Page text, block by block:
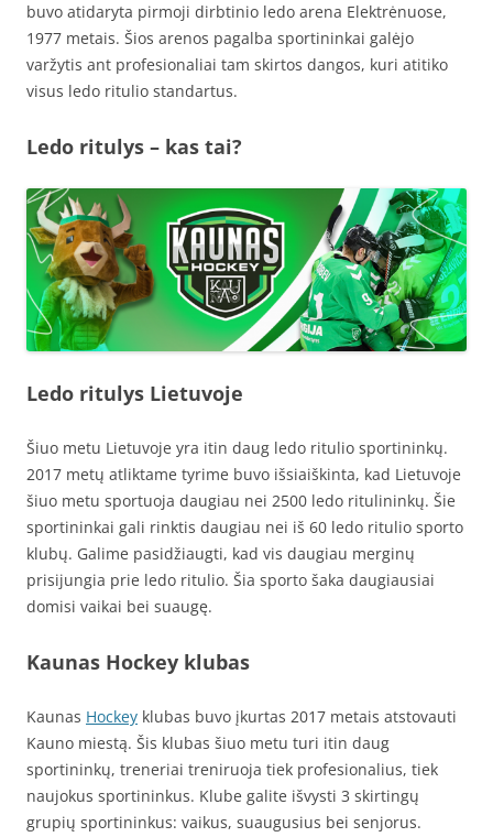
buvo atidaryta pirmoji dirbtinio ledo arena Elektrėnuose,
1977 metais. Šios arenos pagalba sportininkai galėjo
varžytis ant profesionaliai tam skirtos dangos, kuri atitiko
visus ledo ritulio standartus.
Ledo ritulys – kas tai?
Ledo ritulys Lietuvoje
Šiuo metu Lietuvoje yra itin daug ledo ritulio sportininkų.
2017 metų atliktame tyrime buvo išsiaiškinta, kad Lietuvoje
šiuo metu sportuoja daugiau nei 2500 ledo ritulininkų. Šie
sportininkai gali rinktis daugiau nei iš 60 ledo ritulio sporto
klubų. Galime pasidžiaugti, kad vis daugiau merginų
prisijungia prie ledo ritulio. Šia sporto šaka daugiausiai
domisi vaikai bei suaugę.
Kaunas Hockey klubas
Kaunas Hockey klubas buvo įkurtas 2017 metais atstovauti
Kauno miestą. Šis klubas šiuo metu turi itin daug
sportininkų, treneriai treniruoja tiek profesionalius, tiek
naujokus sportininkus. Klube galite išvysti 3 skirtingų
grupių sportininkus: vaikus, suaugusius bei senjorus.